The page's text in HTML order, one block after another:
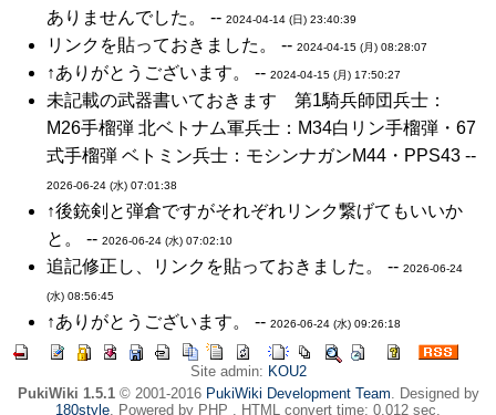
ありませんでした。 -- 2024-04-14 (日) 23:40:39
リンクを貼っておきました。 -- 2024-04-15 (月) 08:28:07
↑ありがとうございます。 -- 2024-04-15 (月) 17:50:27
未記載の武器書いておきます 第1騎兵師団兵士：
M26手榴弾 北ベトナム軍兵士：M34白リン手榴弾・67
式手榴弾 ベトミン兵士：モシンナガンM44・PPS43 --
2026-06-24 (水) 07:01:38
↑後銃剣と弾倉ですがそれぞれリンク繋げてもいいか
と。 -- 2026-06-24 (水) 07:02:10
追記修正し、リンクを貼っておきました。 -- 2026-06-24
(水) 08:56:45
↑ありがとうございます。 -- 2026-06-24 (水) 09:26:18
Site admin: KOU2
PukiWiki 1.5.1© 2001-2016 PukiWiki Development Team. Designed by
180style. Powered by PHP . HTML convert time: 0.012 sec.